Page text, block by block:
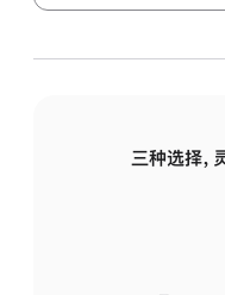
三种选择，